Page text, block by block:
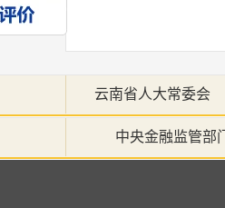
云南省人大常委会
中央金融监管部门